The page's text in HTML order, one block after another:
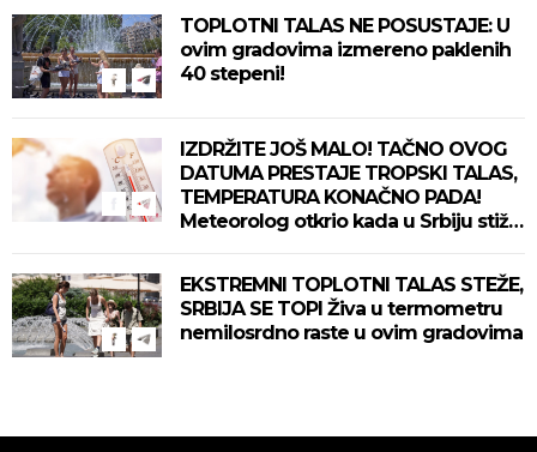
TOPLOTNI TALAS NE POSUSTAJE: U
ovim gradovima izmereno paklenih
40 stepeni!
IZDRŽITE JOŠ MALO! TAČNO OVOG
DATUMA PRESTAJE TROPSKI TALAS,
TEMPERATURA KONAČNO PADA!
Meteorolog otkrio kada u Srbiju stiže
EKSTREMNI TOPLOTNI TALAS STEŽE,
SRBIJA SE TOPI Živa u termometru
nemilosrdno raste u ovim gradovima